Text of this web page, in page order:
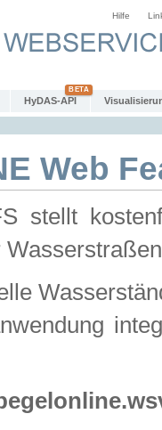
Hilfe
HyDAS-API
Web
stellt